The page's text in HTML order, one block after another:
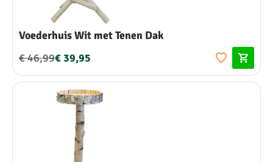
Voederhuis Wit met Tenen Dak
€ 46,99€ 39,95